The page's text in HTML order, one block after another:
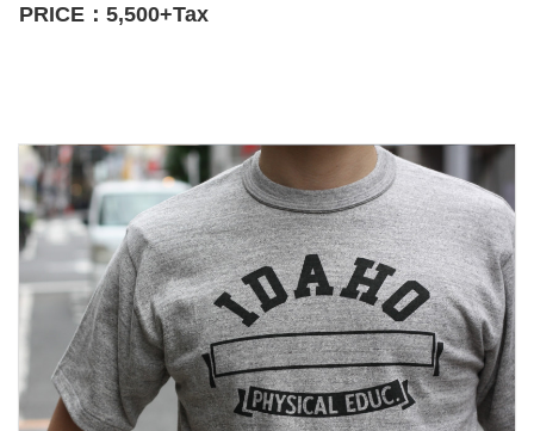
PRICE：5,500+Tax